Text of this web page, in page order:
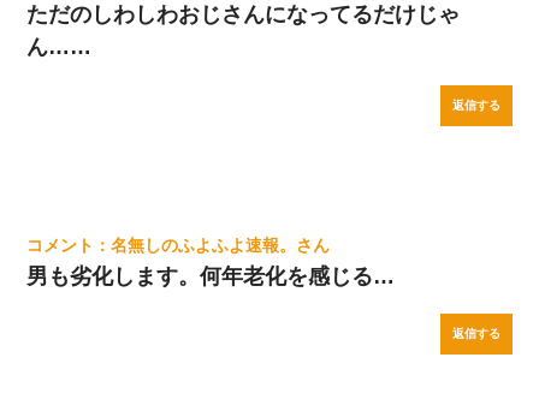
ただのしわしわおじさんになってるだけじゃ
ん……
返信する
名無しのふよふよ速報。
男も劣化します。何年老化を感じる…
返信する